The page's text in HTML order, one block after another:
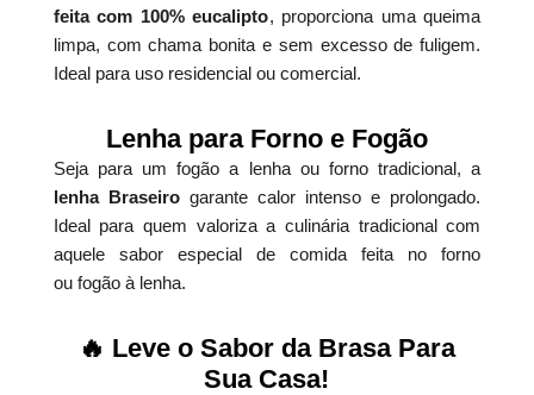
feita com 100% eucalipto, proporciona uma queima
limpa, com chama bonita e sem excesso de fuligem.
Ideal para uso residencial ou comercial.
Lenha para Forno e Fogão
Seja para um fogão a lenha ou forno tradicional, a
lenha Braseirogarante calor intenso e prolongado.
Ideal para quem valoriza a culinária tradicional com
aquele sabor especial de comida feita no forno
ou fogão à lenha.
🔥 Leve o Sabor da Brasa Para
Sua Casa!